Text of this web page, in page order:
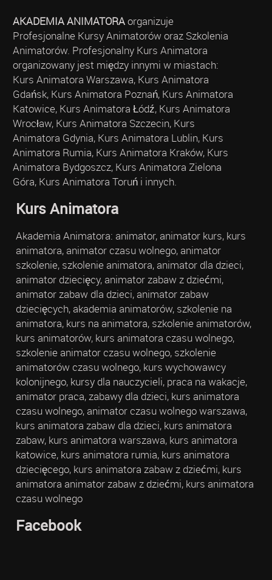
AKADEMIA ANIMATORAorganizuje
Profesjonalne Kursy Animatorów oraz Szkolenia
Animatorów. Profesjonalny Kurs Animatora
organizowany jest między innymi w miastach:
Kurs Animatora Warszawa, Kurs Animatora
Gdańsk, Kurs Animatora Poznań, Kurs Animatora
Katowice, Kurs Animatora Łódź, Kurs Animatora
Wrocław, Kurs Animatora Szczecin, Kurs
Animatora Gdynia, Kurs Animatora Lublin, Kurs
Animatora Rumia, Kurs Animatora Kraków, Kurs
Animatora Bydgoszcz, Kurs Animatora Zielona
Góra, Kurs Animatora Toruń i innych.
Kurs Animatora
Akademia Animatora: animator, animator kurs, kurs
animatora, animator czasu wolnego, animator
szkolenie, szkolenie animatora, animator dla dzieci,
animator dziecięcy, animator zabaw z dziećmi,
animator zabaw dla dzieci, animator zabaw
dziecięcych, akademia animatorów, szkolenie na
animatora, kurs na animatora, szkolenie animatorów,
kurs animatorów, kurs animatora czasu wolnego,
szkolenie animator czasu wolnego, szkolenie
animatorów czasu wolnego, kurs wychowawcy
kolonijnego, kursy dla nauczycieli, praca na wakacje,
animator praca, zabawy dla dzieci, kurs animatora
czasu wolnego, animator czasu wolnego warszawa,
kurs animatora zabaw dla dzieci, kurs animatora
zabaw, kurs animatora warszawa, kurs animatora
katowice, kurs animatora rumia, kurs animatora
dziecięcego, kurs animatora zabaw z dziećmi, kurs
animatora animator zabaw z dziećmi, kurs animatora
czasu wolnego
Facebook